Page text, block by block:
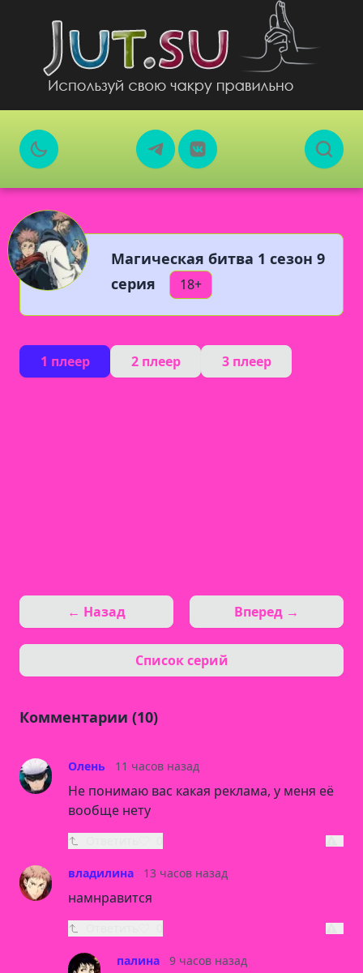
Магическая битва 1 сезон 9
серия
18+
1 плеер 2 плеер 3 плеер
← Назад
Список серий
Вперед →
Комментарии (10)
Олень 11 часов назад
Не понимаю вас какая реклама, у меня её
вообще нету
владилина 13 часов назад
намнравится
палина 9 часов назад